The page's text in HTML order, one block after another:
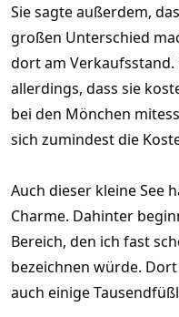
Sie sagte außerdem,
großen Unterschied
dort am
allerdings, dass sie
bei den Mönchen
sich zumindest die
Auch dieser kleine See
Charme. Dahinter
Bereich, den ich fast
bezeichnen würde.
auch einige